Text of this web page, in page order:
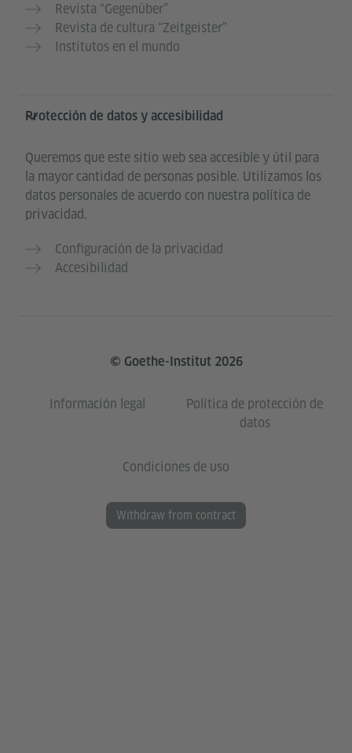
Revista “Gegenüber”
Revista de cultura “Zeitgeister”
Institutos en el mundo
Protección de datos y accesibilidad
Queremos que este sitio web sea accesible y útil para
la mayor cantidad de personas posible. Utilizamos los
datos personales de acuerdo con nuestra política de
privacidad.
Configuración de la privacidad
Accesibilidad
© Goethe-Institut 2026
Información legal
Política de protección de
datos
Condiciones de uso
Withdraw from contract